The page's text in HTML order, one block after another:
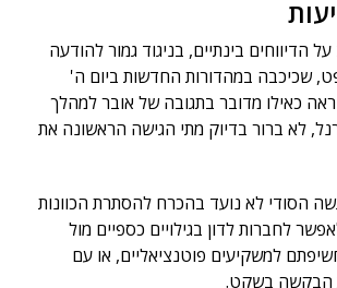
הדיווחים בינתיים, בניגוד גמור להודעה
שכיכבה במהדורות החדשות ביום ה'
כאילו מדובר בתגובה של אובר למהלך
לא ברור בדיוק מתי הגישה הראשונה את
הסודי לא נועד בהכרח להסתרת הכוונות
לחברות לדון בגילויים כספיים מול
למשקיעים פוטנציאליים, או עם
הבקשה בשקט.